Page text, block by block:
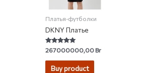
Платья-футболки
DKNY Платье
Rated
5.00
out of 5
267000000,00Br
Buy product